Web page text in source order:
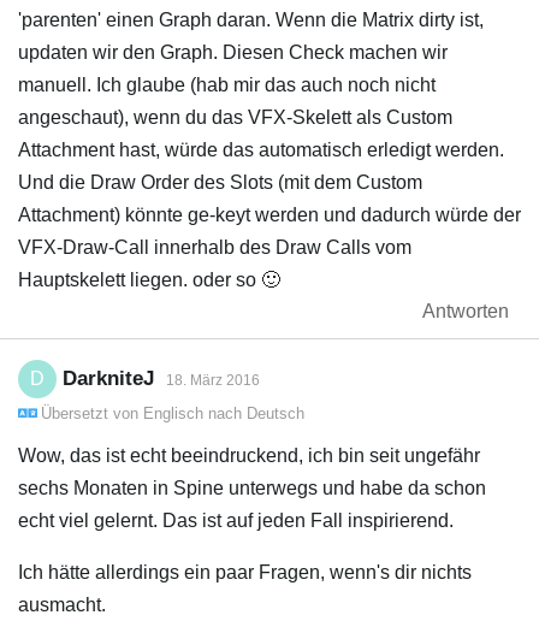
'parenten' einen Graph daran. Wenn die Matrix dirty ist,
updaten wir den Graph. Diesen Check machen wir
manuell. Ich glaube (hab mir das auch noch nicht
angeschaut), wenn du das VFX-Skelett als Custom
Attachment hast, würde das automatisch erledigt werden.
Und die Draw Order des Slots (mit dem Custom
Attachment) könnte ge-keyt werden und dadurch würde der
VFX-Draw-Call innerhalb des Draw Calls vom
Hauptskelett liegen. oder so 🙂
Antworten
D DarkniteJ 18. März 2016
Übersetzt von Englisch nach Deutsch
Wow, das ist echt beeindruckend, ich bin seit ungefähr
sechs Monaten in Spine unterwegs und habe da schon
echt viel gelernt. Das ist auf jeden Fall inspirierend.
Ich hätte allerdings ein paar Fragen, wenn's dir nichts
ausmacht.